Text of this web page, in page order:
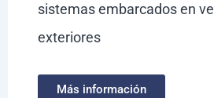
sistemas embarcados en
exteriores
Más información